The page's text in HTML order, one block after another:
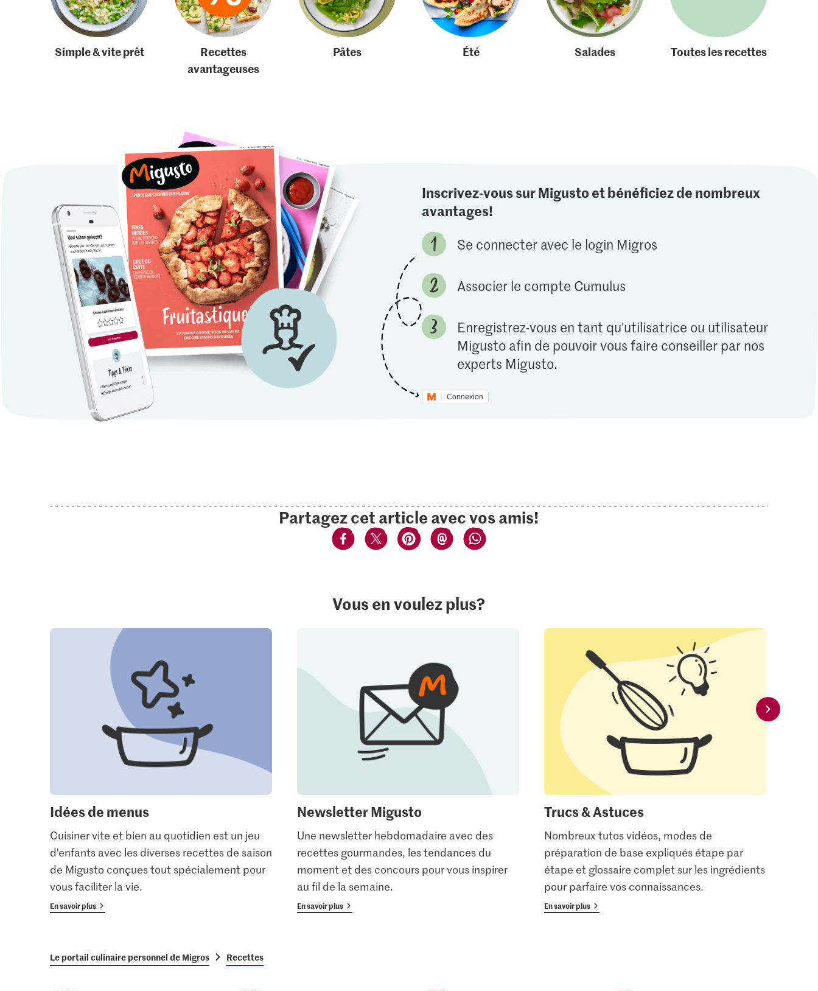
Simple & vite prêt
Recettes
avantageuses
Pâtes Été Salades Toutes les recettes
Inscrivez-vous sur Migusto et bénéficiez de nombreux
avantages!
Se connecter avec le login Migros
Associer le compte Cumulus
Enregistrez-vous en tant qu'utilisatrice ou utilisateur
Migusto afin de pouvoir vous faire conseiller par nos
experts Migusto.
Connexion
Partagez cet article avec vos amis!
Vous en voulez plus?
Idées de menus
Cuisiner vite et bien au quotidien est un jeu
d’enfants avec les diverses recettes de saison
de Migusto conçues tout spécialement pour
vous faciliter la vie.
En savoir plus
Newsletter Migusto
Une newsletter hebdomadaire avec des
recettes gourmandes, les tendances du
moment et des concours pour vous inspirer
au fil de la semaine.
En savoir plus
Trucs & Astuces
Nombreux tutos vidéos, modes de
préparation de base expliqués étape par
étape et glossaire complet sur les ingrédients
pour parfaire vos connaissances.
En savoir plus
Le portail culinaire personnel de Migros Recettes